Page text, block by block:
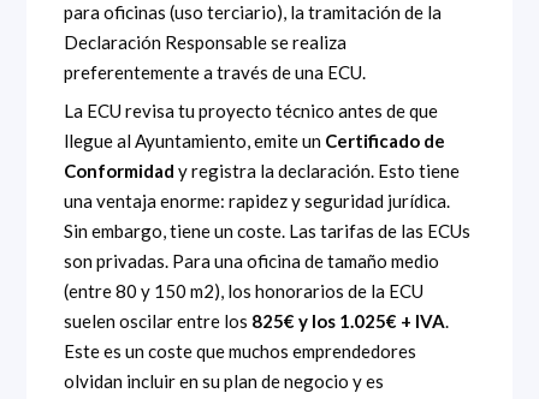
para oficinas (uso terciario), la tramitación de la
Declaración Responsable se realiza
preferentemente a través de una ECU.
La ECU revisa tu proyecto técnico antes de que
llegue al Ayuntamiento, emite un Certificado de
Conformidad y registra la declaración. Esto tiene
una ventaja enorme: rapidez y seguridad jurídica.
Sin embargo, tiene un coste. Las tarifas de las ECUs
son privadas. Para una oficina de tamaño medio
(entre 80 y 150 m2), los honorarios de la ECU
suelen oscilar entre los 825€ y los 1.025€ + IVA.
Este es un coste que muchos emprendedores
olvidan incluir en su plan de negocio y es